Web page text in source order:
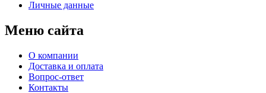
Личные данные
Меню сайта
О компании
Доставка и оплата
Вопрос-ответ
Контакты